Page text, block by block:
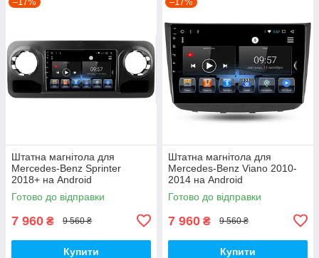
Штатна магнітола для
Mercedes-Benz Sprinter
2018+ на Android
Готово до відправки
7 960 ₴ 9 560 ₴
Купити
Штатна магнітола для
Mercedes-Benz Viano 2010-
2014 на Android
Готово до відправки
7 960 ₴ 9 560 ₴
Купити